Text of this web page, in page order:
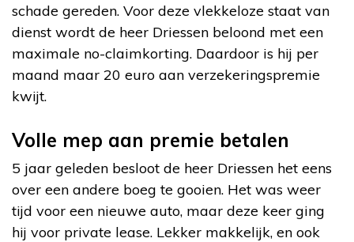
schade gereden. Voor deze vlekkeloze staat van
dienst wordt de heer Driessen beloond met een
maximale no-claimkorting. Daardoor is hij per
maand maar 20 euro aan verzekeringspremie
kwijt.
Volle mep aan premie betalen
5 jaar geleden besloot de heer Driessen het eens
over een andere boeg te gooien. Het was weer
tijd voor een nieuwe auto, maar deze keer ging
hij voor private lease. Lekker makkelijk, en ook